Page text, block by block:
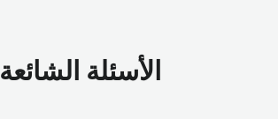
الأسئلة الشائعة